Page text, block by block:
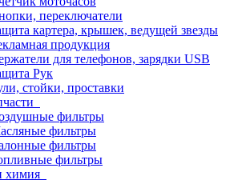
переключатели
картера, крышек, ведущей звезды
продукция
для телефонов, зарядки USB
Рук
стойки, проставки
фильтры
фильтры
фильтры
фильтры
химия